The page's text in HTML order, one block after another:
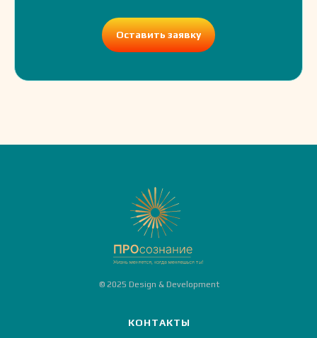
Оставить заявку
КОНТАКТЫ
© 2025 Design & Development